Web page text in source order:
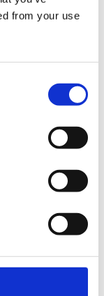
from your use
43.100,00 €